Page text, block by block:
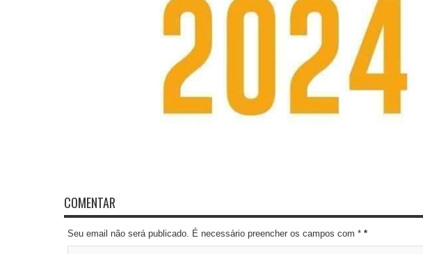
COMENTAR
Seu email não será publicado. É necessário preencher os campos com * *